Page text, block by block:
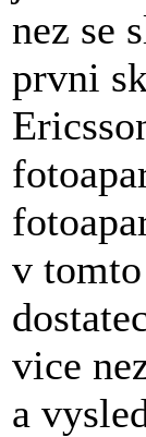
nez se
prvni
v
vice
a